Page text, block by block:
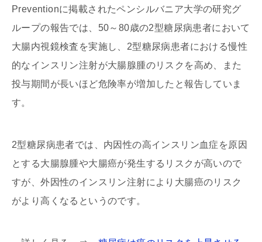
Preventionに掲載されたペンシルバニア大学の研究グ
ループの報告では、50～80歳の2型糖尿病患者において
大腸内視鏡検査を実施し、2型糖尿病患者における慢性
的なインスリン注射が大腸腺腫のリスクを高め、また
投与期間が長いほど危険率が増加したと報告していま
す。
2型糖尿病患者では、内因性の高インスリン血症を原因
とする大腸腺腫や大腸癌が発生するリスクが高いので
すが、外因性のインスリン注射により大腸癌のリスク
がより高くなるというのです。